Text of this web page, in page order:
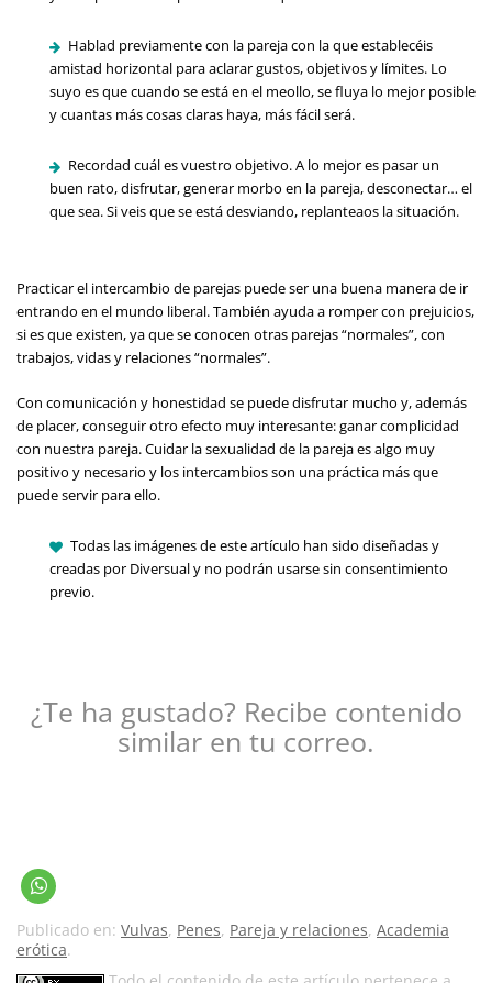
Hablad previamente con la pareja con la que establecéis
amistad horizontal para aclarar gustos, objetivos y límites. Lo
suyo es que cuando se está en el meollo, se fluya lo mejor posible
y cuantas más cosas claras haya, más fácil será.
Recordad cuál es vuestro objetivo. A lo mejor es pasar un
buen rato, disfrutar, generar morbo en la pareja, desconectar… el
que sea. Si veis que se está desviando, replanteaos la situación.
Practicar el intercambio de parejas puede ser una buena manera de ir
entrando en el mundo liberal. También ayuda a romper con prejuicios,
si es que existen, ya que se conocen otras parejas “normales”, con
trabajos, vidas y relaciones “normales”.
Con comunicación y honestidad se puede disfrutar mucho y, además
de placer, conseguir otro efecto muy interesante: ganar complicidad
con nuestra pareja. Cuidar la sexualidad de la pareja es algo muy
positivo y necesario y los intercambios son una práctica más que
puede servir para ello.
Todas las imágenes de este artículo han sido diseñadas y
creadas por Diversual y no podrán usarse sin consentimiento
previo.
¿Te ha gustado? Recibe contenido
similar en tu correo.
Publicado en: Vulvas, Penes, Pareja y relaciones, Academia
erótica.